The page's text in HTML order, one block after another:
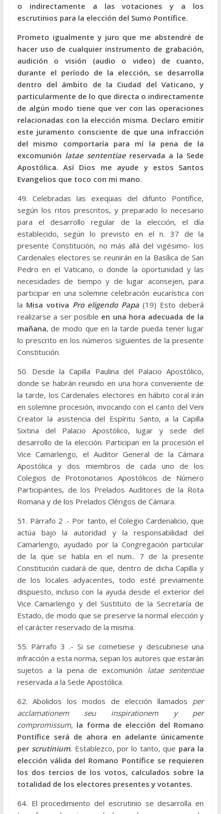
o indirectamente a las votaciones y a los
escrutinios para la elección del Sumo Pontífice.
Prometo igualmente y juro que me abstendré de
hacer uso de cualquier instrumento de grabación,
audición o visión (audio o video) de cuanto,
durante el período de la elección, se desarrolla
dentro del ámbito de la Ciudad del Vaticano, y
particularmente de lo que directa o indirectamente
de algún modo tiene que ver con las operaciones
relacionadas con la elección misma. Declaro emitir
este juramento consciente de que una infracción
del mismo comportaría para mí la pena de la
excomunión latae sententiaereservada a la Sede
Apostólica. Así Dios me ayude y estos Santos
Evangelios que toco con mi mano.
49. Celebradas las exequias del difunto Pontífice,
según los ritos prescritos, y preparado lo necesario
para el desarrollo regular de la elección, el día
establecido, según lo previsto en el n. 37 de la
presente Constitución, no más allá del vigésimo- los
Cardenales electores se reunirán en la Basílica de San
Pedro en el Vaticano, o donde la oportunidad y las
necesidades de tiempo y de lugar aconsejen, para
participar en una solemne celebración eucarística con
la Misa votiva Pro eligendo Papa (19) Esto deberá
realizarse a ser posible en una hora adecuada de la
mañana, de modo que en la tarde pueda tener lugar
lo prescrito en los números siguientes de la presente
Constitución.
50. Desde la Capilla Paulina del Palacio Apostólico,
donde se habrán reunido en una hora conveniente de
la tarde, los Cardenales electores en hábito coral irán
en solemne procesión, invocando con el canto del Veni
Creator la asistencia del Espíritu Santo, a la Capilla
Sixtina del Palacio Apostólico, lugar y sede del
desarrollo de la elección. Participan en la procesión el
Vice Camarlengo, el Auditor General de la Cámara
Apostólica y dos miembros de cada uno de los
Colegios de Protonotarios Apostólicos de Número
Participantes, de los Prelados Auditores de la Rota
Romana y de los Prelados Clérigos de Cámara.
51. Párrafo 2 .- Por tanto, el Colegio Cardenalicio, que
actúa bajo la autoridad y la responsabilidad del
Camarlengo, ayudado por la Congregación particular
de la que se habla en el num.. 7 de la presente
Constitución cuidará de que, dentro de dicha Capilla y
de los locales adyacentes, todo esté previamente
dispuesto, incluso con la ayuda desde el exterior del
Vice Camarlengo y del Sustituto de la Secretaría de
Estado, de modo que se preserve la normal elección y
el carácter reservado de la misma.
55. Párrafo 3 .- Si se cometiese y descubriese una
infracción a esta norma, sepan los autores que estarán
sujetos a la pena de excomunión latae sententiae
reservada a la Sede Apostólica.
62. Abolidos los modos de elección llamados per
acclamationem seu inspirationem y per
compromissum, la forma de elección del Romano
Pontífice será de ahora en adelante únicamente
per scrutinium. Establezco, por lo tanto, que para la
elección válida del Romano Pontífice se requieren
los dos tercios de los votos, calculados sobre la
totalidad de los electores presentes y votantes.
64. El procedimiento del escrutinio se desarrolla en